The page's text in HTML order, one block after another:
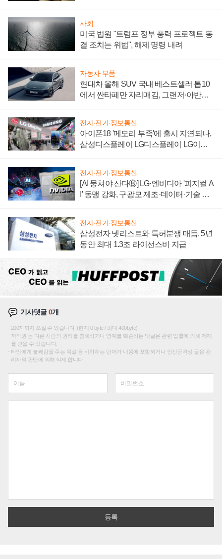
사회
미국 법원 "트럼프 정부 풍력 프로젝트 동
결 조치는 위법", 해제 명령 내려
자동차·부품
현대차 올해 SUV 국내 베스트셀러 톱10
에서 싼타페만 자리매김, 그랜저·아반떼
전자·전기·정보통신
아이폰18 '메모리 부족'에 출시 지연되나,
삼성디스플레이 LG디스플레이 LG이노
전자·전기·정보통신
[AI 뭉쳐야 산다⑧] LG·엔비디아 '피지컬 A
I' 동맹 강화, 구광모 제조·데이터·기술 결
전자·전기·정보통신
삼성전자 넷리스트와 특허분쟁 매듭, 5년
동안 최대 1.3조 라이선스비 지급
기사댓글0개
200자까지 쓰실 수 있습니다. (현재 0 byte / 최대 400byte)
저작권 등 다른 사람의 권리를 침해하거나 명예를 훼손하는 댓글은 관련 법률에 의해 제재
를 받을 수 있습니다.
타인에게 불쾌감을 주는 욕설 등 비하하는 단어가 내용에 포함되거나 인신공격성 글은 관
리자의 판단에 의해 삭제 합니다.